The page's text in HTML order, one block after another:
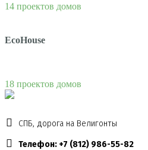
14 проектов домов
EcoHouse
18 проектов домов
СПБ, дорога на Велигонты
Телефон: +7 (812) 986-55-82